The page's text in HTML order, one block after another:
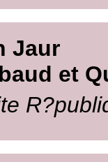
Jaur
et